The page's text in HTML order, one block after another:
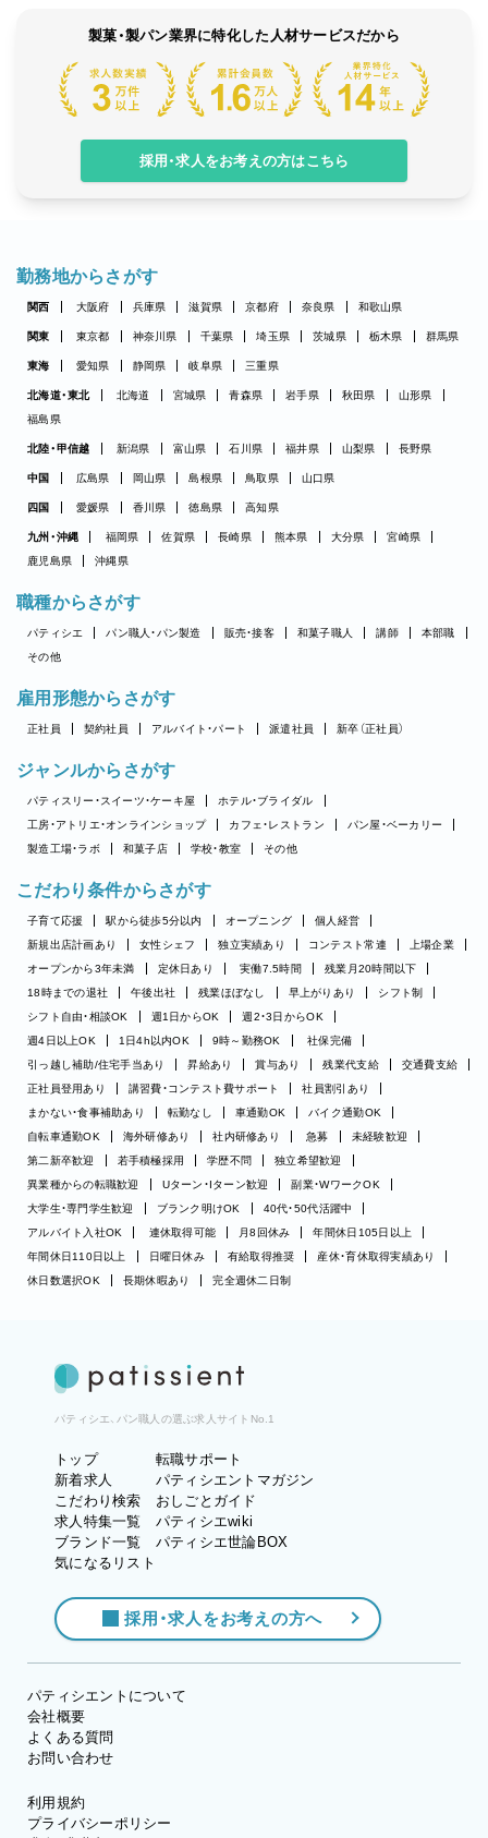
製菓・製パン業界に特化した人材サービスだから
採用・求人をお考えの方はこちら
勤務地からさがす
関西 大阪府 兵庫県 滋賀県 京都府 奈良県 和歌山県
関東 東京都 神奈川県 千葉県 埼玉県 茨城県 栃木県 群馬県
東海 愛知県 静岡県 岐阜県 三重県
北海道・東北 北海道 宮城県 青森県 岩手県 秋田県
山形県
福島県
北陸・甲信越 新潟県 富山県 石川県 福井県 山梨県 長野県
中国 広島県 岡山県 島根県 鳥取県 山口県
四国 愛媛県 香川県 徳島県 高知県
九州・沖縄 福岡県 佐賀県 長崎県 熊本県 大分県
宮崎県
鹿児島県
沖縄県
職種からさがす
パティシエ パン職人・パン製造 販売・接客 和菓子職人 講師
本部職
その他
雇用形態からさがす
正社員 契約社員 アルバイト・パート 派遣社員 新卒（正社員）
ジャンルからさがす
パティスリー・スイーツ・ケーキ屋
ホテル・ブライダル
工房・アトリエ・オンラインショップ
カフェ・レストラン
パン屋・ベーカリー
製造工場・ラボ
和菓子店 学校・教室 その他
こだわり条件からさがす
子育て応援 駅から徒歩5分以内 オープニング
個人経営
新規出店計画あり
女性シェフ 独立実績あり コンテスト常連
上場企業
オープンから3年未満
定休日あり 実働7.5時間
残業月20時間以下
18時までの退社
午後出社 残業ほぼなし 早上がりあり
シフト制
シフト自由・相談OK
週1日からOK
週2・3日からOK
週4日以上OK
1日4h以内OK 9時～勤務OK
社保完備
引っ越し補助/住宅手当あり
昇給あり 賞与あり 残業代支給
交通費支給
正社員登用あり
講習費・コンテスト費サポート
社員割引あり
まかない・食事補助あり
転勤なし 車通勤OK
バイク通勤OK
自転車通勤OK
海外研修あり 社内研修あり 急募
未経験歓迎
第二新卒歓迎
若手積極採用 学歴不問
独立希望歓迎
異業種からの転職歓迎
Uターン・Iターン歓迎
副業・WワークOK
大学生・専門学生歓迎
ブランク明けOK
40代・50代活躍中
アルバイト入社OK
連休取得可能 月8回休み
年間休日105日以上
年間休日110日以上
日曜日休み 有給取得推奨
産休・育休取得実績あり
休日数選択OK
長期休暇あり 完全週休二日制
パティシエ、パン職人の選ぶ求人サイトNo.1
トップ
新着求人
こだわり検索
求人特集一覧
ブランド一覧
気になるリスト
転職サポート
パティシエントマガジン
おしごとガイド
パティシエwiki
パティシエ世論BOX
採用・求人をお考えの方へ
パティシエントについて
会社概要
よくある質問
お問い合わせ
利用規約
プライバシーポリシー